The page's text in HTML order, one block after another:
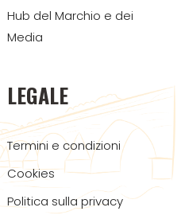
Hub del Marchio e dei
Media
LEGALE
Termini e condizioni
Cookies
Politica sulla privacy